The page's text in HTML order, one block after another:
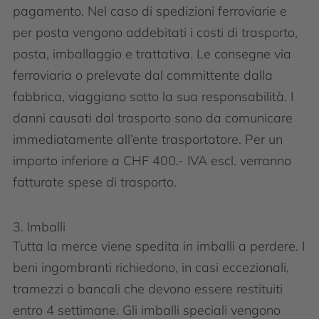
pagamento. Nel caso di spedizioni ferroviarie e
per posta vengono addebitati i costi di trasporto,
posta, imballaggio e trattativa. Le consegne via
ferroviaria o prelevate dal committente dalla
fabbrica, viaggiano sotto la sua responsabilità. I
danni causati dal trasporto sono da comunicare
immediatamente all’ente trasportatore. Per un
importo inferiore a CHF 400.- IVA escl. verranno
fatturate spese di trasporto.
3. Imballi
Tutta la merce viene spedita in imballi a perdere. I
beni ingombranti richiedono, in casi eccezionali,
tramezzi o bancali che devono essere restituiti
entro 4 settimane. Gli imballi speciali vengono